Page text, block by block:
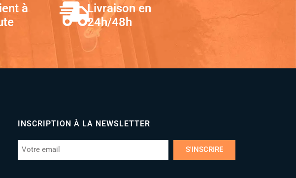
à
Livraison en
24h/48h
INSCRIPTION À LA NEWSLETTER
S'INSCRIRE